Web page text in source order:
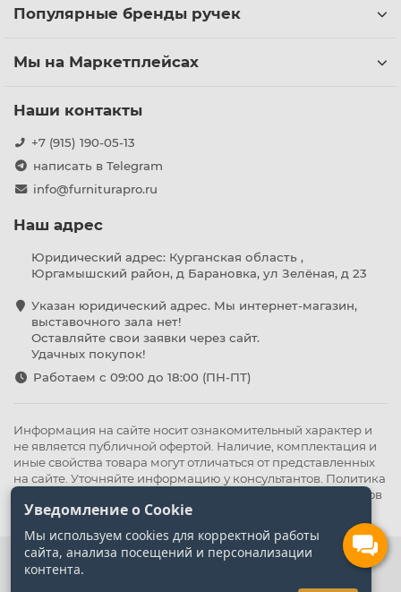
Популярные бренды ручек
Мы на Маркетплейсах
Наши контакты
+7 (915) 190-05-13
написать в Telegram
info@furniturapro.ru
Наш адрес
Юридический адрес: Курганская область ,
Юргамышский район, д Барановка, ул Зелёная, д 23
Указан юридический адрес. Мы интернет-магазин,
выставочного зала нет!
Оставляйте свои заявки через сайт.
Удачных покупок!
Работаем с 09:00 до 18:00 (ПН-ПТ)
Информация на сайте носит ознакомительный характер и
не является публичной офертой. Наличие, комплектация и
иные свойства товара могут отличаться от представленных
на сайте. Уточняйте информацию у консультантов. Политика
Политика обработки файлов
cookie
Уведомление о Cookie
Мы используем cookies для корректной работы
сайта, анализа посещений и персонализации
контента.